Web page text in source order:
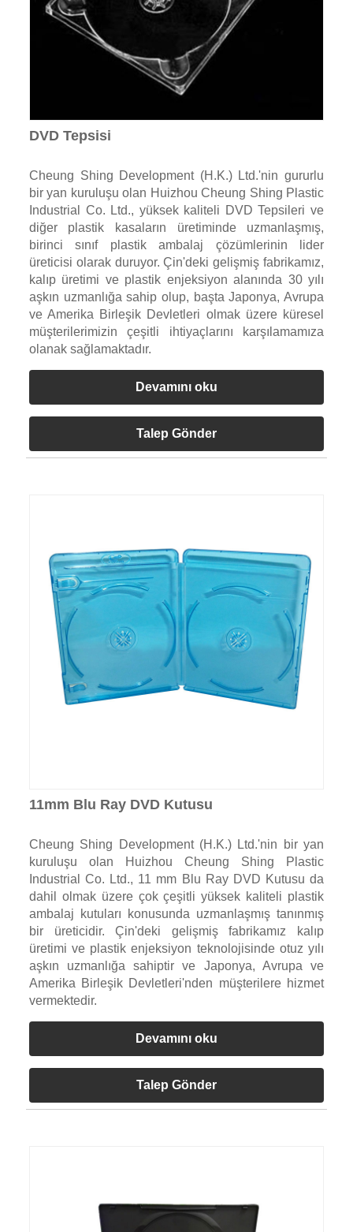
DVD Tepsisi
Cheung Shing Development (H.K.) Ltd.'nin gururlu
bir yan kuruluşu olan Huizhou Cheung Shing Plastic
Industrial Co. Ltd., yüksek kaliteli DVD Tepsileri ve
diğer plastik kasaların üretiminde uzmanlaşmış,
birinci sınıf plastik ambalaj çözümlerinin lider
üreticisi olarak duruyor. Çin'deki gelişmiş fabrikamız,
kalıp üretimi ve plastik enjeksiyon alanında 30 yılı
aşkın uzmanlığa sahip olup, başta Japonya, Avrupa
ve Amerika Birleşik Devletleri olmak üzere küresel
müşterilerimizin çeşitli ihtiyaçlarını karşılamamıza
olanak sağlamaktadır.
Devamını oku
Talep Gönder
11mm Blu Ray DVD Kutusu
Cheung Shing Development (H.K.) Ltd.'nin bir yan
kuruluşu olan Huizhou Cheung Shing Plastic
Industrial Co. Ltd., 11 mm Blu Ray DVD Kutusu da
dahil olmak üzere çok çeşitli yüksek kaliteli plastik
ambalaj kutuları konusunda uzmanlaşmış tanınmış
bir üreticidir. Çin'deki gelişmiş fabrikamız kalıp
üretimi ve plastik enjeksiyon teknolojisinde otuz yılı
aşkın uzmanlığa sahiptir ve Japonya, Avrupa ve
Amerika Birleşik Devletleri'nden müşterilere hizmet
vermektedir.
Devamını oku
Talep Gönder